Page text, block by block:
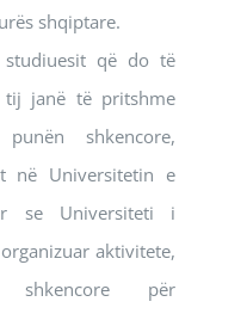
shqiptare.
studiuesit që do të
tij janë të pritshme
shkencore,
në Universitetin e
se Universiteti i
aktivitete,
shkencore për